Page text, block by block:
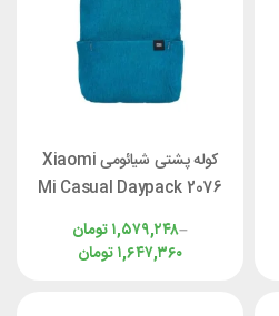
کوله پشتی شیائومی Xiaomi
Mi Casual Daypack 2076
تومان۱,۵۷۹,۲۴۸–
تومان۱,۶۴۷,۳۶۰